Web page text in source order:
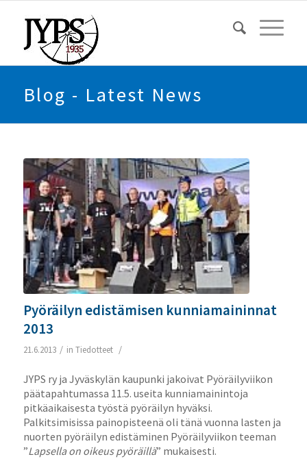
Blog - Latest News
Pyöräilyn edistämisen kunniamaininnat
2013
21.6.2013 / in Tiedotteet /
JYPS ry ja Jyväskylän kaupunki jakoivat Pyöräilyviikon
päätapahtumassa 11.5. useita kunniamainintoja
pitkäaikaisesta työstä pyöräilyn hyväksi.
Palkitsimisissa painopisteenä oli tänä vuonna lasten ja
nuorten pyöräilyn edistäminen Pyöräilyviikon teeman
”Lapsella on oikeus pyöräillä” mukaisesti.